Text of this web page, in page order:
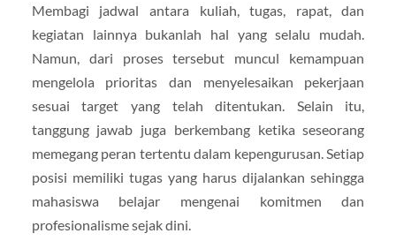
Membagi jadwal antara kuliah, tugas, rapat, dan
kegiatan lainnya bukanlah hal yang selalu mudah.
Namun, dari proses tersebut muncul kemampuan
mengelola prioritas dan menyelesaikan pekerjaan
sesuai target yang telah ditentukan. Selain itu,
tanggung jawab juga berkembang ketika seseorang
memegang peran tertentu dalam kepengurusan. Setiap
posisi memiliki tugas yang harus dijalankan sehingga
mahasiswa belajar mengenai komitmen dan
profesionalisme sejak dini.